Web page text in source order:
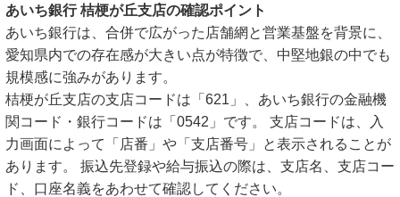
あいち銀行 桔梗が丘支店の確認ポイント
あいち銀行は、合併で広がった店舗網と営業基盤を背景に、
愛知県内での存在感が大きい点が特徴で、中堅地銀の中でも
規模感に強みがあります。
桔梗が丘支店の支店コードは「621」、あいち銀行の金融機
関コード・銀行コードは「0542」です。 支店コードは、入
力画面によって「店番」や「支店番号」と表示されることが
あります。 振込先登録や給与振込の際は、支店名、支店コー
ド、口座名義をあわせて確認してください。